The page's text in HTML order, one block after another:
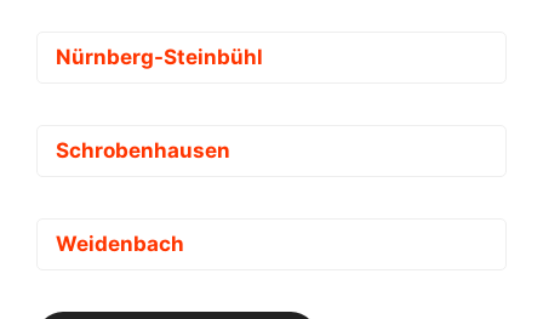
Nürnberg-Steinbühl
Schrobenhausen
Weidenbach